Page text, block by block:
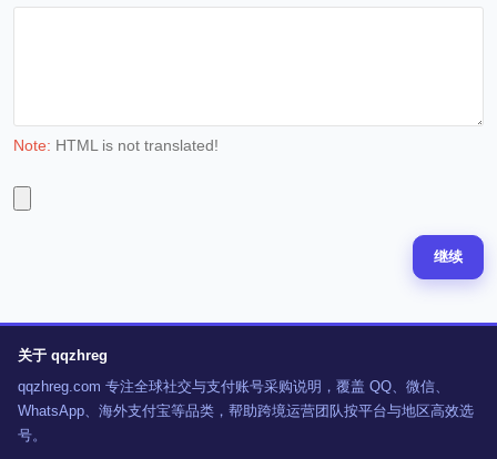
Note: HTML is not translated!
继续
关于 qqzhreg
qqzhreg.com 专注全球社交与支付账号采购说明，覆盖 QQ、微信、
WhatsApp、海外支付宝等品类，帮助跨境运营团队按平台与地区高效选
号。